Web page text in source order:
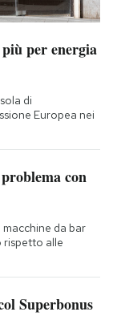
per energia
di
Europea nei
con
da bar
rispetto alle
Superbonus